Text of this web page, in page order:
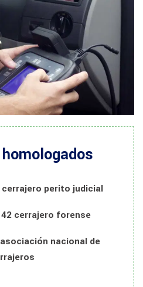
cerrajero perito judicial
cerrajero forense
nacional de